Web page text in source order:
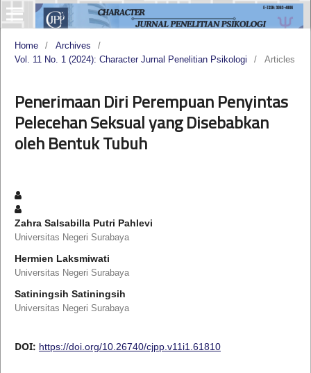
Home / Archives
/
Vol. 11 No. 1 (2024): Character Jurnal Penelitian Psikologi
/ Articles
Penerimaan Diri Perempuan Penyintas
Pelecehan Seksual yang Disebabkan
oleh Bentuk Tubuh
Zahra Salsabilla Putri Pahlevi
Universitas Negeri Surabaya
Hermien Laksmiwati
Universitas Negeri Surabaya
Satiningsih Satiningsih
Universitas Negeri Surabaya
DOI: https://doi.org/10.26740/cjpp.v11i1.61810